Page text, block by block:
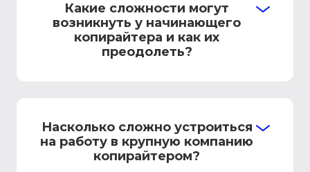
Какие сложности могут
возникнуть у начинающего
копирайтера и как их
преодолеть?
Насколько сложно устроиться
на работу в крупную компанию
копирайтером?